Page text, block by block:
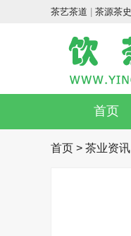
茶艺茶道 茶源茶史
首页
首页 > 茶业资讯